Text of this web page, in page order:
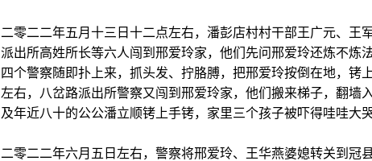
二零二二年五月十三日十二点左右，潘彭店村村干部王广元、王
派出所高姓所长等六人闯到邢爱玲家，他们先问邢爱玲还炼不炼法
四个警察随即扑上来，抓头发、拧胳膊，把邢爱玲按倒在地，铐
左右，八岔路派出所警察又闯到邢爱玲家，他们搬来梯子，翻墙
及年近八十的公公潘立顺铐上手铐，家里三个孩子被吓得哇哇大哭
二零二二年六月五日左右，警察将邢爱玲、王华燕婆媳转关到冠